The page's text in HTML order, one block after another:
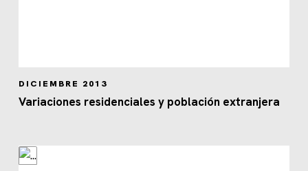
DICIEMBRE 2013
Variaciones residenciales y población extranjera